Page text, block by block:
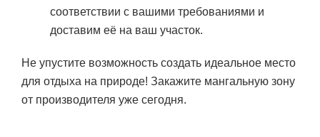
соответствии с вашими требованиями и
доставим её на ваш участок.
Не упустите возможность создать идеальное место
для отдыха на природе! Закажите мангальную зону
от производителя уже сегодня.